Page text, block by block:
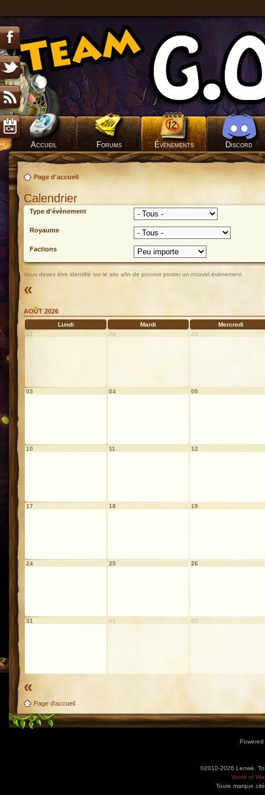
Accueil Forums Évènements Discord
Page d'accueil
Calendrier
Type d'évènement
Royaume
Factions
Vous devez être identifié sur le site afin de pouvoir poster un nouvel évènement.
«
AOÛT 2026
Lundi Mardi
Mercredi
27
28 29
03 04 05
10 11 12
17 18 19
24 25 26
31 01 02
«
Page d'accueil
©2010-2026 Lenwë.
World of
Toute marque